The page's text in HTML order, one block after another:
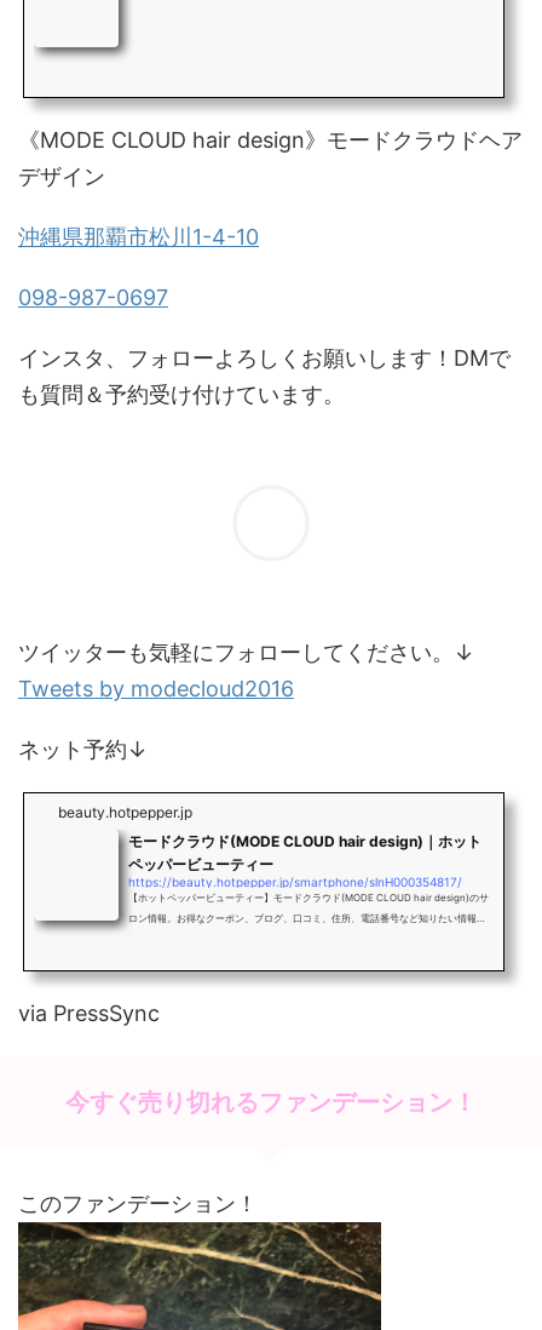
《MODE CLOUD hair design》モードクラウドヘア
デザイン
沖縄県那覇市松川1-4-10
098-987-0697
インスタ、フォローよろしくお願いします！DMで
も質問＆予約受け付けています。
ツイッターも気軽にフォローしてください。↓
Tweets by modecloud2016
ネット予約↓
beauty.hotpepper.jp
モードクラウド(MODE CLOUD hair design)｜ホット
ペッパービューティー
https://beauty.hotpepper.jp/smartphone/slnH000354817/
【ホットペッパービューティー】モードクラウド(MODE CLOUD hair design)のサ
ロン情報。お得なクーポン、ブログ、口コミ、住所、電話番号など知りたい情報満
via PressSync
今すぐ売り切れるファンデーション！
このファンデーション！